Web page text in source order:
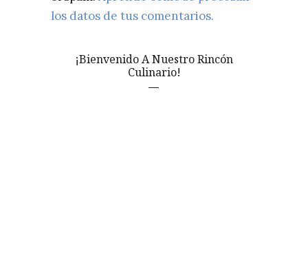
los datos de tus comentarios.
¡Bienvenido A Nuestro Rincón
Culinario!